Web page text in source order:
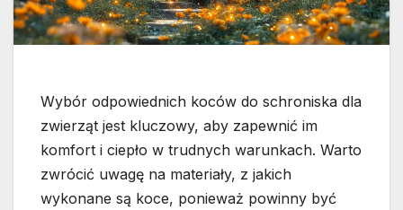
Wybór odpowiednich koców do schroniska dla
zwierząt jest kluczowy, aby zapewnić im
komfort i ciepło w trudnych warunkach. Warto
zwrócić uwagę na materiały, z jakich
wykonane są koce, ponieważ powinny być